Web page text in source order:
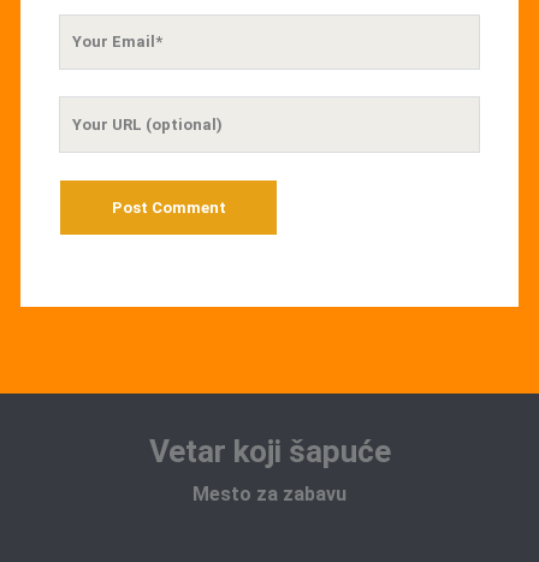
Vetar koji šapuće
Mesto za zabavu